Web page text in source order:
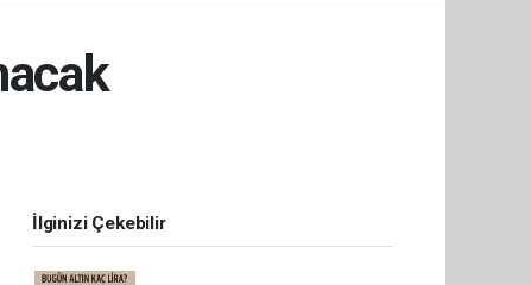
İlginizi Çekebilir